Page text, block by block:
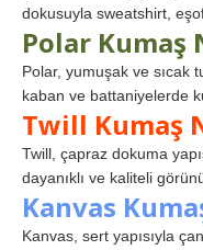
dokusuyla sweatshirt,
Polar Kumaş
Polar, yumuşak ve sıcak
kaban ve battaniyelerde
Twill Kumaş
Twill, çapraz dokuma
dayanıklı ve kaliteli
Kanvas
Kanvas, sert yapısıyla